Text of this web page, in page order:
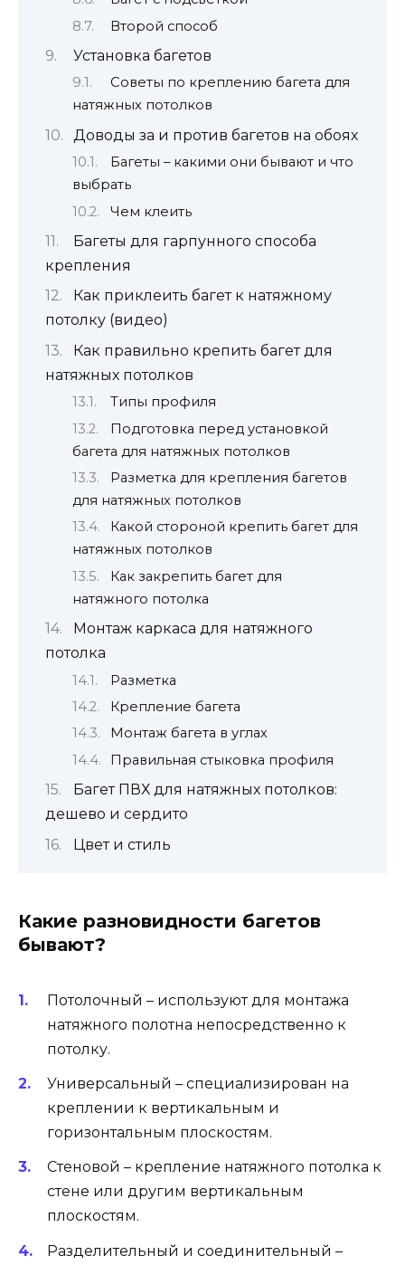
Второй способ
Установка багетов
Советы по креплению багета для
натяжных потолков
Доводы за и против багетов на обоях
Багеты – какими они бывают и что
выбрать
Чем клеить
Багеты для гарпунного способа
крепления
Как приклеить багет к натяжному
потолку (видео)
Как правильно крепить багет для
натяжных потолков
Типы профиля
Подготовка перед установкой
багета для натяжных потолков
Разметка для крепления багетов
для натяжных потолков
Какой стороной крепить багет для
натяжных потолков
Как закрепить багет для
натяжного потолка
Монтаж каркаса для натяжного
потолка
Разметка
Крепление багета
Монтаж багета в углах
Правильная стыковка профиля
Багет ПВХ для натяжных потолков:
дешево и сердито
Цвет и стиль
Какие разновидности багетов
бывают?
Потолочный – используют для монтажа
натяжного полотна непосредственно к
потолку.
Универсальный – специализирован на
креплении к вертикальным и
горизонтальным плоскостям.
Стеновой – крепление натяжного потолка к
стене или другим вертикальным
плоскостям.
Разделительный и соединительный –